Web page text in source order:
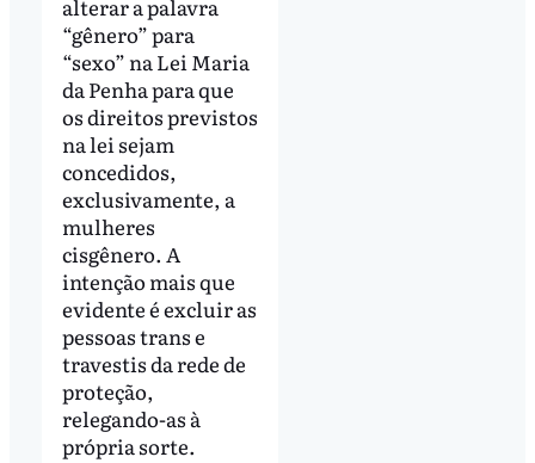
alterar a palavra
“gênero” para
“sexo” na Lei Maria
da Penha para que
os direitos previstos
na lei sejam
concedidos,
exclusivamente, a
mulheres
cisgênero. A
intenção mais que
evidente é excluir as
pessoas trans e
travestis da rede de
proteção,
relegando-as à
própria sorte.